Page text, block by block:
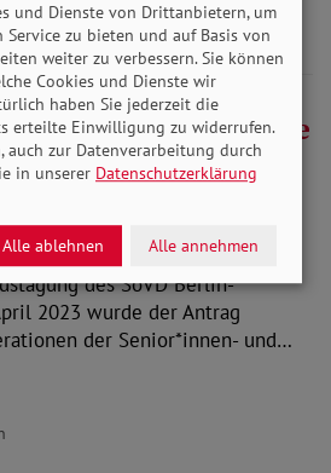
Regelmäßige
Mitglieder der
und
des SoVD Berlin-
2023 wurde der Antrag
der Senior*innen- und…
und Dienste von Drittanbietern, um
zu bieten und auf Basis von
weiter zu verbessern. Sie können
Cookies und Dienste wir
haben Sie jederzeit die
erteilte Einwilligung zu widerrufen.
auch zur Datenverarbeitung durch
in unserer Datenschutzerklärung
Alle ablehnen Alle annehmen